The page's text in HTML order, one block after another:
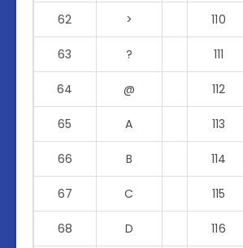
62 > 110
63 ? 111
64 @ 112
65 A 113
66 B 114
67 C 115
68 D 116